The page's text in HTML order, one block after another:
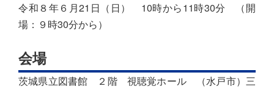
令和８年６月21日（日） 10時から11時30分 （開
場：９時30分から）
会場
茨城県立図書館 ２階 視聴覚ホール （水戸市）三